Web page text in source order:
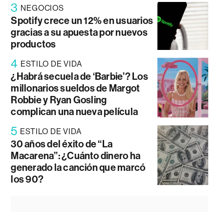
3 NEGOCIOS
Spotify crece un 12% en usuarios
gracias a su apuesta por nuevos
productos
4 ESTILO DE VIDA
¿Habrá secuela de ‘Barbie’? Los
millonarios sueldos de Margot
Robbie y Ryan Gosling
complican una nueva película
5 ESTILO DE VIDA
30 años del éxito de “La
Macarena”: ¿Cuánto dinero ha
generado la canción que marcó
los 90?